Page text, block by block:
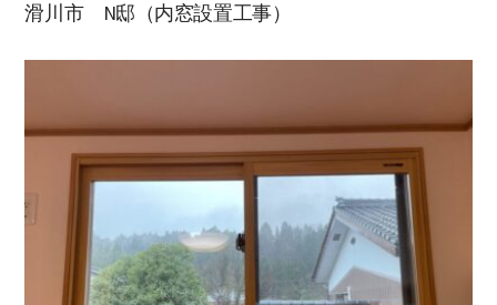
滑川市 N邸（内窓設置工事）